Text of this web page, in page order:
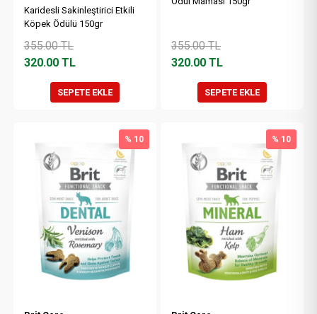
Karidesli Sakinleştirici Etkili
Köpek Ödülü 150gr
355.00TL
320.00TL
SEPETE EKLE
355.00TL
320.00 TL
SEPETE EKLE
% 10 % 10